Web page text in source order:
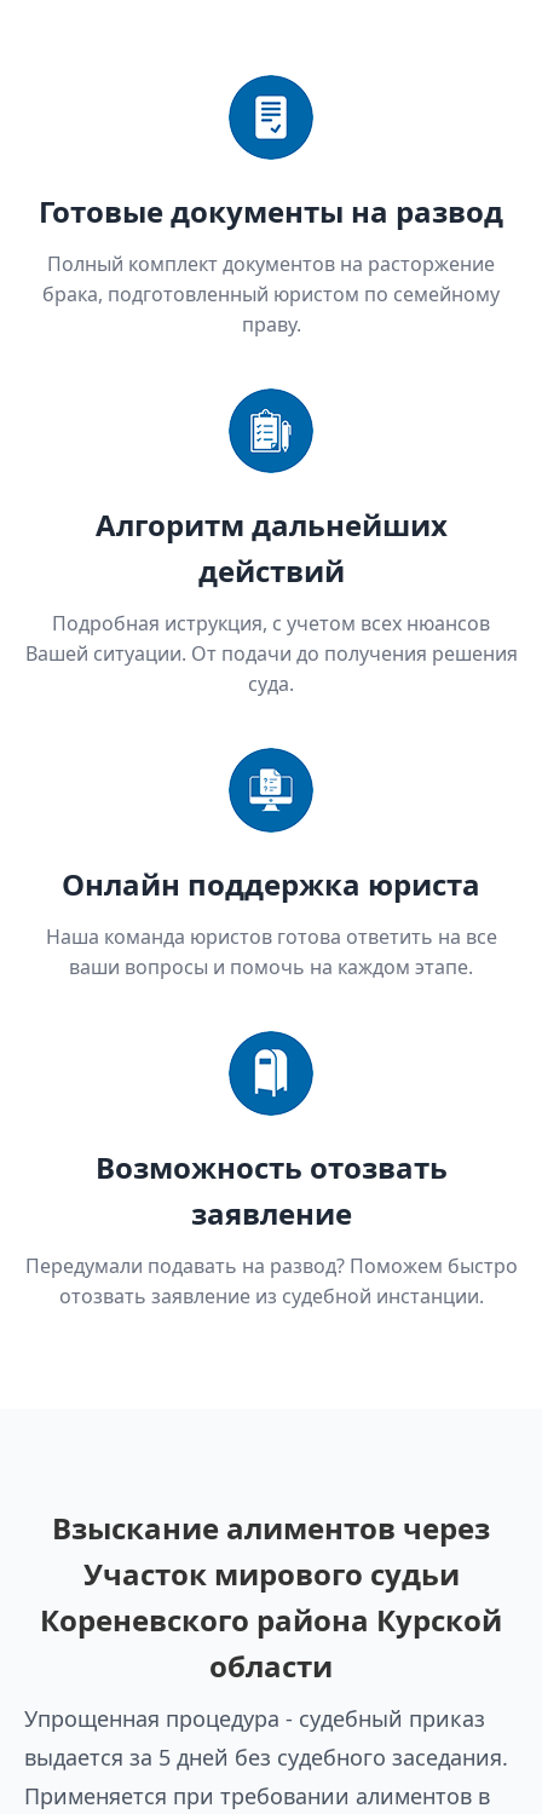
Готовые документы на развод
Полный комплект документов на расторжение
брака, подготовленный юристом по семейному
праву.
Алгоритм дальнейших
действий
Подробная иструкция, с учетом всех нюансов
Вашей ситуации. От подачи до получения решения
суда.
Онлайн поддержка юриста
Наша команда юристов готова ответить на все
ваши вопросы и помочь на каждом этапе.
Возможность отозвать
заявление
Передумали подавать на развод? Поможем быстро
отозвать заявление из судебной инстанции.
Взыскание алиментов через
Участок мирового судьи
Кореневского района Курской
области
Упрощенная процедура - судебный приказ
выдается за 5 дней без судебного заседания.
Применяется при требовании алиментов в